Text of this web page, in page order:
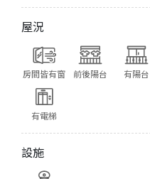
屋況
房間皆有窗 前後陽台 有陽台
有電梯
設施